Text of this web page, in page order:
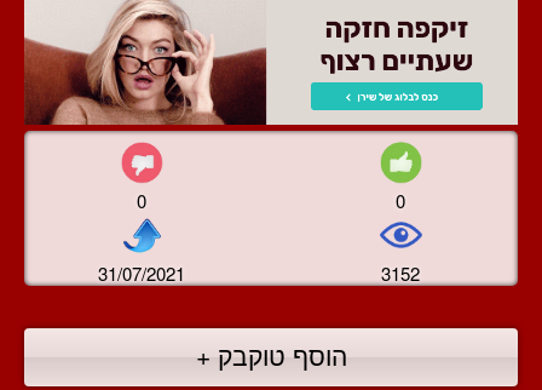
0 0
31/07/2021 3152
הוסף טוקבק +